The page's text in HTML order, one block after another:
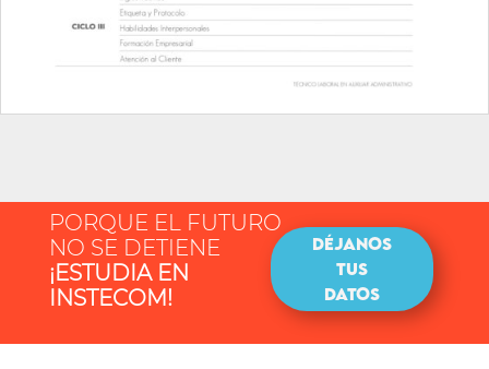
PORQUE EL FUTURO
NO SE DETIENE
¡ESTUDIA EN
INSTECOM!
DÉJANOS
TUS
DATOS